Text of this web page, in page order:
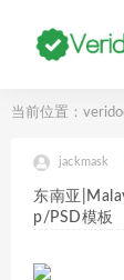
当前位置：
jackmask
东南亚
p/PSD模板